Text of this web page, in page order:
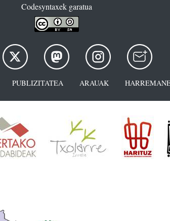
Codesyntaxek garatua
PUBLIZITATEA ARAUAK